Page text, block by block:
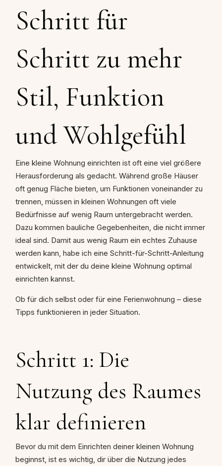
Schritt für
Schritt zu mehr
Stil, Funktion
und Wohlgefühl
Eine kleine Wohnung einrichten ist oft eine viel größere
Herausforderung als gedacht. Während große Häuser
oft genug Fläche bieten, um Funktionen voneinander zu
trennen, müssen in kleinen Wohnungen oft viele
Bedürfnisse auf wenig Raum untergebracht werden.
Dazu kommen bauliche Gegebenheiten, die nicht immer
ideal sind. Damit aus wenig Raum ein echtes Zuhause
werden kann, habe ich eine Schritt-für-Schritt-Anleitung
entwickelt, mit der du deine kleine Wohnung optimal
einrichten kannst.
Ob für dich selbst oder für eine Ferienwohnung – diese
Tipps funktionieren in jeder Situation.
Schritt 1: Die
Nutzung des Raumes
klar definieren
Bevor du mit dem Einrichten deiner kleinen Wohnung
beginnst, ist es wichtig, dir über die Nutzung jedes